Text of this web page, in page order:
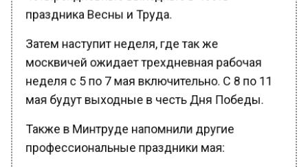
праздника Весны и Труда.
Затем наступит неделя, где так же
москвичей ожидает трехдневная рабочая
неделя с 5 по 7 мая включительно. С 8 по 11
мая будут выходные в честь Дня Победы.
Также в Минтруде напомнили другие
профессиональные праздники мая: